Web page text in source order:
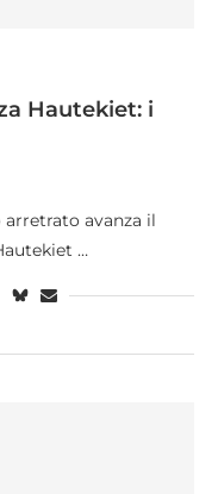
Hautekiet: i
avanza il
…